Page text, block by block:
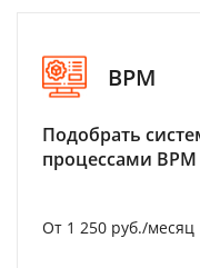
BPM
Подобрать
процессами BPM
От 1 250 руб./месяц